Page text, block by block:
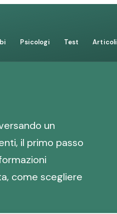
Psicologi Test Articoli
un
il primo passo
come scegliere